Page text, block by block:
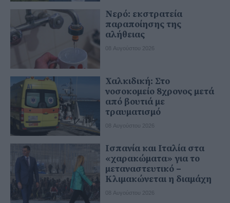
Νερό: εκστρατεία
παραποίησης της
αλήθειας
08 Αυγούστου 2026
Χαλκιδική: Στο
νοσοκομείο 8χρονος μετά
από βουτιά με
τραυματισμό
08 Αυγούστου 2026
Ισπανία και Ιταλία στα
«χαρακώματα» για το
μεταναστευτικό –
Κλιμακώνεται η διαμάχη
08 Αυγούστου 2026